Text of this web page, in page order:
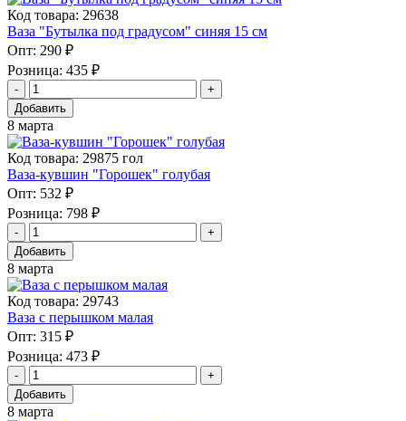
Код товара: 29638
Ваза "Бутылка под градусом" синяя 15 см
Опт: 290 ₽
Розница: 435 ₽
Добавить
8 марта
Код товара: 29875 гол
Ваза-кувшин "Горошек" голубая
Опт: 532 ₽
Розница: 798 ₽
Добавить
8 марта
Код товара: 29743
Ваза с перышком малая
Опт: 315 ₽
Розница: 473 ₽
Добавить
8 марта